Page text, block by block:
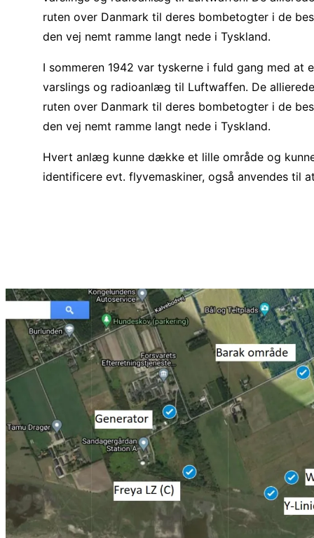
ruten over Danmark til deres bombetogter i de
den vej nemt ramme langt nede i Tyskland.
I sommeren 1942 var tyskerne i fuld gang med at
varslings og radioanlæg til Luftwaffen. De
ruten over Danmark til deres bombetogter i de
den vej nemt ramme langt nede i Tyskland.
Hvert anlæg kunne dække et lille område og
identificere evt. flyvemaskiner, også anvendes til